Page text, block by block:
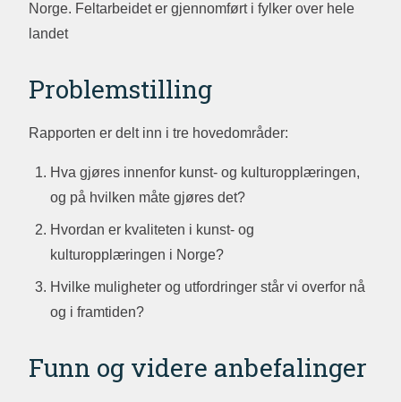
Norge. Feltarbeidet er gjennomført i fylker over hele
landet
Problemstilling
Rapporten er delt inn i tre hovedområder:
Hva gjøres innenfor kunst- og kulturopplæringen,
og på hvilken måte gjøres det?
Hvordan er kvaliteten i kunst- og
kulturopplæringen i Norge?
Hvilke muligheter og utfordringer står vi overfor nå
og i framtiden?
Funn og videre anbefalinger